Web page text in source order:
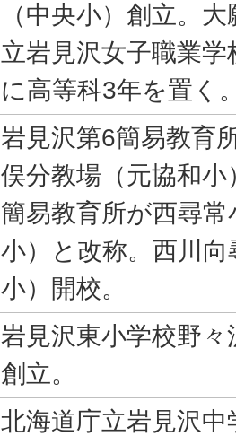
（中央小）創立。
立岩見沢女子職業
に高等科3年を置く
岩見沢第6簡易教育
俣分教場（元協和
簡易教育所が西尋
小）と改称。西川
小）開校。
岩見沢東小学校野
創立。
北海道庁立岩見沢